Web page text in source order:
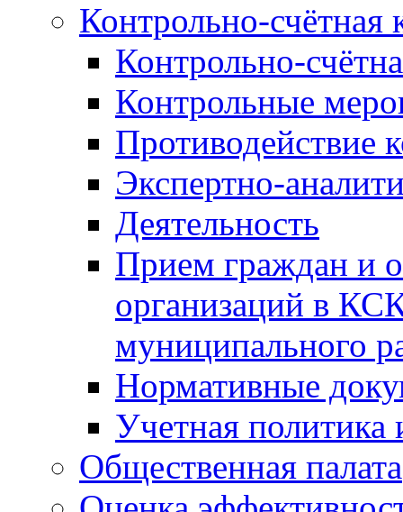
Контрольно-счётная
Контрольно-
Контрольные
Противодействие
Экспертно-
Деятельность
Прием граждан и
организаций в
муниципального
Нормативные
Учетная политика
Общественная палата